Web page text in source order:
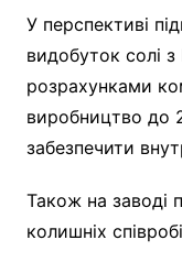
У перспективі
видобуток солі
розрахунками
виробництво до
забезпечити
Також на заводі
колишніх